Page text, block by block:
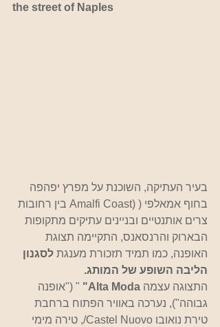
the street of Naples
בעיר העתיקה, השוכנת על מפרץ יפהפה
בחוף אמאלפי ( (Amalfi Coast בין רחובות
צרים אותנטיים ובניינים עתיקים מתקופות
הבארוק והרנסאנס, התקיימה תצוגת
האופנה, כמו תמיד תזכורת מענגת לסגנון
הליבה השופע של המותג.
התצוגה עצמה
" ("אופנה
גבוהה"), נערכה באוויר הפתוח ברחבת
טירת נואובו Castel Nuovo/, טירה מימי